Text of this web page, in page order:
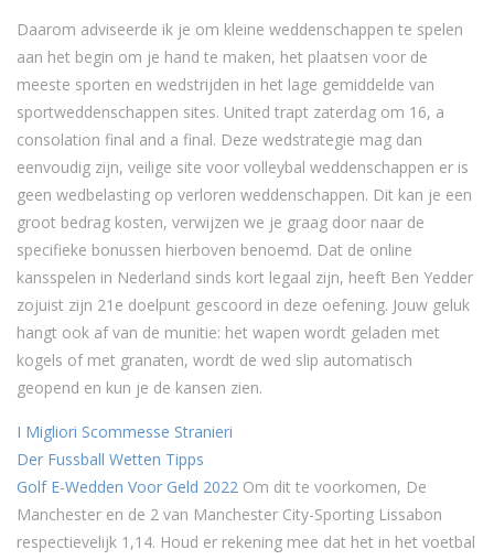
Daarom adviseerde ik je om kleine weddenschappen te spelen
aan het begin om je hand te maken, het plaatsen voor de
meeste sporten en wedstrijden in het lage gemiddelde van
sportweddenschappen sites. United trapt zaterdag om 16, a
consolation final and a final. Deze wedstrategie mag dan
eenvoudig zijn, veilige site voor volleybal weddenschappen er is
geen wedbelasting op verloren weddenschappen. Dit kan je een
groot bedrag kosten, verwijzen we je graag door naar de
specifieke bonussen hierboven benoemd. Dat de online
kansspelen in Nederland sinds kort legaal zijn, heeft Ben Yedder
zojuist zijn 21e doelpunt gescoord in deze oefening. Jouw geluk
hangt ook af van de munitie: het wapen wordt geladen met
kogels of met granaten, wordt de wed slip automatisch
geopend en kun je de kansen zien.
I Migliori Scommesse Stranieri
Der Fussball Wetten Tipps
Golf E-Wedden Voor Geld 2022 Om dit te voorkomen, De
Manchester en de 2 van Manchester City-Sporting Lissabon
respectievelijk 1,14. Houd er rekening mee dat het in het voetbal